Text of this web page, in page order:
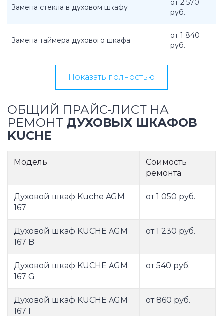
Замена стекла в духовом шкафу
от 2 570
руб.
Замена таймера духового шкафа
от 1 840
руб.
Показать полностью
ОБЩИЙ ПРАЙС-ЛИСТ НА
РЕМОНТ ДУХОВЫХ ШКАФОВ
KUCHE
Модель
Соимость
ремонта
Духовой шкаф Kuche AGM
167
от 1 050 руб.
Духовой шкаф KUCHE AGM
167 B
от 1 230 руб.
Духовой шкаф KUCHE AGM
167 G
от 540 руб.
Духовой шкаф KUCHE AGM
167 I
от 860 руб.